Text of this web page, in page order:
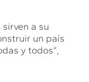
a su
un país
y todos”,